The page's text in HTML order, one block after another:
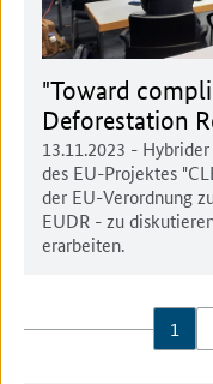
"Toward
Deforestation
13.11.2023 -
des EU-Projektes
der EU-Verordnung
EUDR - zu
erarbeiten.
1